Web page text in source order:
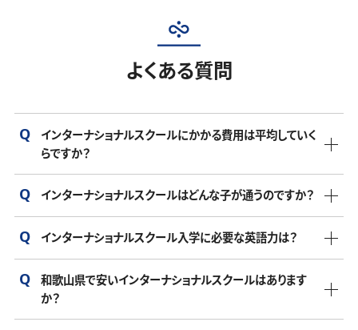
よくある質問
インターナショナルスクールにかかる費用は平均していく
らですか？
インターナショナルスクールの年間費用は、学校や地域によ
って異なりますが、年間150万円から300万円が一般的です。
この費用には授業料だけでなく、入学金、施設使用料、教材
費、遠足や課外活動の費用が含まれる場合が多いです。さら
に、制服やランチ費用、スクールバス代など、別途かかる費用
も考慮する必要があります。特に都市部のインターナショナ
インターナショナルスクールはどんな子が通うのですか？
インターナショナルな環境の中で子供の多文化理解や英語
力を育てたいと考える家庭が選ぶ傾向があります。
インターナショナルスクールには、多様なバックグラウンドを
持つ生徒が通っています。外国籍の子ども、日本と外国のハ
インターナショナルスクール入学に必要な英語力は？
学校によって、入学希望時の子供の年齢によって基準は異な
ります。幼稚園や初等教育の段階では、基本的な英語力があ
和歌山県で安いインターナショナルスクールはあります
か？